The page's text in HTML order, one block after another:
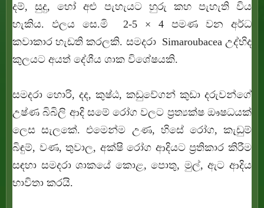
දම්, සුදු, හෝ අළු පැහැයට හුරු කහ පැහැති විය
හැකිය. ඵලය සෙ.මි 2-5 × 4 පමණ වන අර්ධ
කවාකාර හැඩති කරලකි. සමදරා Simaroubacea උද්භිද
කුලයට අයත් දේශීය ශාක විශේෂයකි.
සමදරා හොරි, දද, කුෂ්ඨ, කඩුවේගන් කුඩා දරුවන්ගේ
උෂ්ණ බිබිලි ආදි සමේ රෝග වලට ප්‍රත්‍යක්ෂ ඖෂධයක්
ලෙස සැලකේ. එමෙන්ම උණ, හිසේ රෝග, කැඩුම්
බිඳුම්, වණ, තුවාල, අක්ෂි රෝග ආදියට ප්‍ර‍තිකාර කිරීම
සඳහා සමදරා ශාකයේ කොළ, පොතු, මුල්, ඇට ආදිය
භාවිතා කරයි.